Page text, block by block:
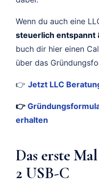
Wenn du auch eine
steuerlich entspannt
buch dir hier einen
über das
👉 Jetzt LLC
👉
erhalten
Das erste
2 USB-C